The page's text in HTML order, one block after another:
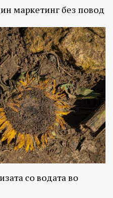
маркетинг без повод
со водата во